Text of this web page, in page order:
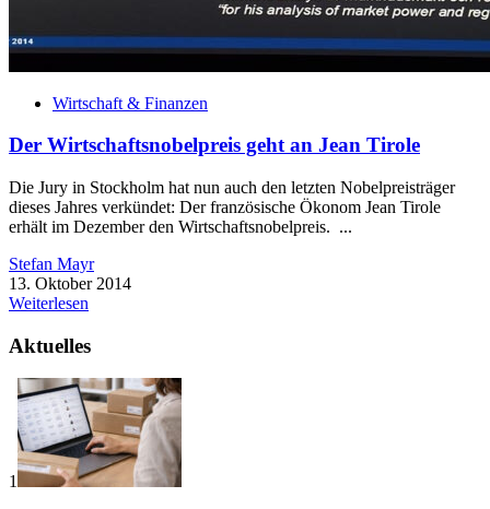
Wirtschaft & Finanzen
Der Wirtschaftsnobelpreis geht an Jean Tirole
Die Jury in Stockholm hat nun auch den letzten Nobelpreisträger
dieses Jahres verkündet: Der französische Ökonom Jean Tirole
erhält im Dezember den Wirtschaftsnobelpreis. ...
Stefan Mayr
13. Oktober 2014
Weiterlesen
Aktuelles
1